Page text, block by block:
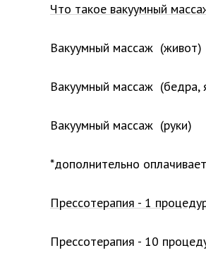
Что такое вакуумный
Вакуумный массаж (живот)
Вакуумный массаж (бедра,
Вакуумный массаж (руки)
*дополнительно
Прессотерапия - 1
Прессотерапия - 10